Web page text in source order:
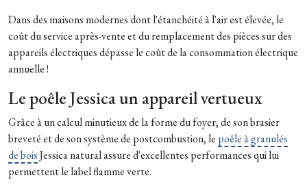
Dans des maisons modernes dont l'étanchéité à l'air est élevée, le
coût du service après-vente et du remplacement des pièces sur des
appareils électriques dépasse le coût de la consommation électrique
annuelle !
Le poêle Jessica un appareil vertueux
Grâce à un calcul minutieux de la forme du foyer, de son brasier
breveté et de son système de postcombustion, le poêle à granulés
de boisJessica natural assure d'excellentes performances qui lui
permettent le label flamme verte.